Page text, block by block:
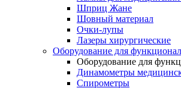
Шприц Жане
Шовный материал
Очки-лупы
Лазеры хирургические
Оборудование для
Оборудование для
Динамометры
Спирометры